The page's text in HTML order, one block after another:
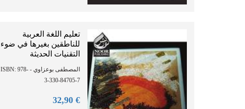
تعليم اللغة العربية
للناطقين بغيرها في ضوء
التقنيات الحديثة
المصطفى بوعزاوي - ISBN: 978-
3-330-84705-7
€ 32,
90